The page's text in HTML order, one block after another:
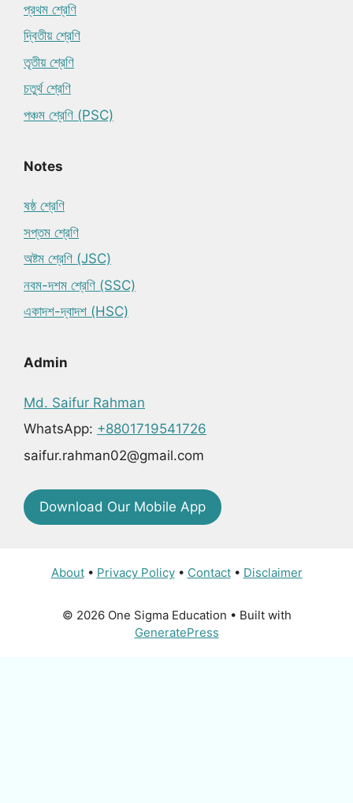
প্রথম শ্রেণি
দ্বিতীয় শ্রেণি
তৃতীয় শ্রেণি
চতুর্থ শ্রেণি
পঞ্চম শ্রেণি (PSC)
Notes
ষষ্ঠ শ্রেণি
সপ্তম শ্রেণি
অষ্টম শ্রেণি (JSC)
নবম-দশম শ্রেণি (SSC)
একাদশ-দ্বাদশ (HSC)
Admin
Md. Saifur Rahman
WhatsApp: +8801719541726
saifur.rahman02@gmail.com
Download Our Mobile App
About• Privacy Policy• Contact• Disclaimer
© 2026 One Sigma Education • Built with
GeneratePress